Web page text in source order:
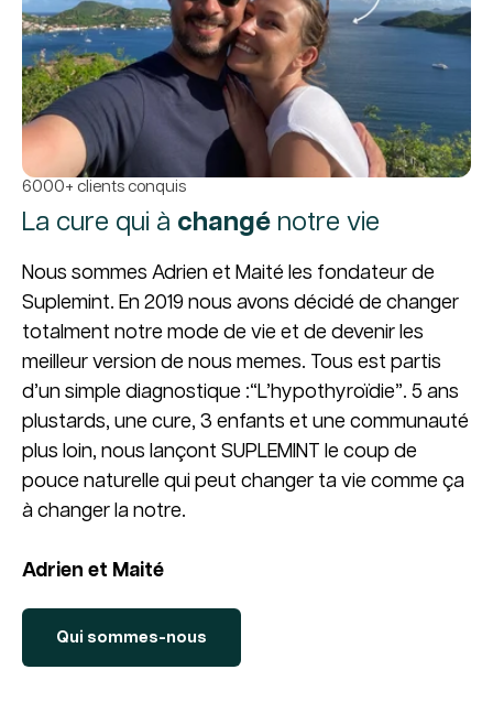
6000+ clients conquis
La cure qui à changé notre vie
Nous sommes Adrien et Maité les fondateur de
Suplemint. En 2019 nous avons décidé de changer
totalment notre mode de vie et de devenir les
meilleur version de nous memes. Tous est partis
d’un simple diagnostique :“L’hypothyroïdie”. 5 ans
plustards, une cure, 3 enfants et une communauté
plus loin, nous lançont SUPLEMINT le coup de
pouce naturelle qui peut changer ta vie comme ça
à changer la notre.
Adrien et Maité
Qui sommes-nous